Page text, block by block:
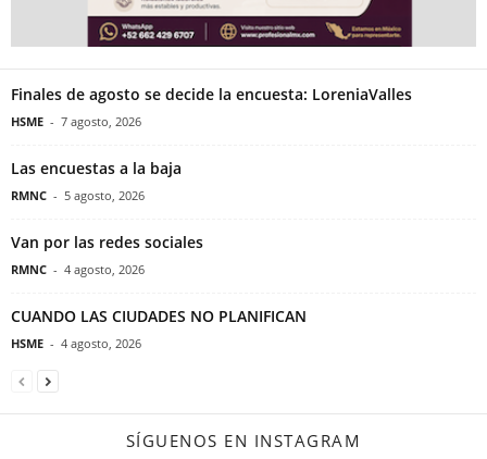
Finales de agosto se decide la encuesta: LoreniaValles
HSME - 7 agosto, 2026
Las encuestas a la baja
RMNC - 5 agosto, 2026
Van por las redes sociales
RMNC - 4 agosto, 2026
CUANDO LAS CIUDADES NO PLANIFICAN
HSME - 4 agosto, 2026
SÍGUENOS EN INSTAGRAM